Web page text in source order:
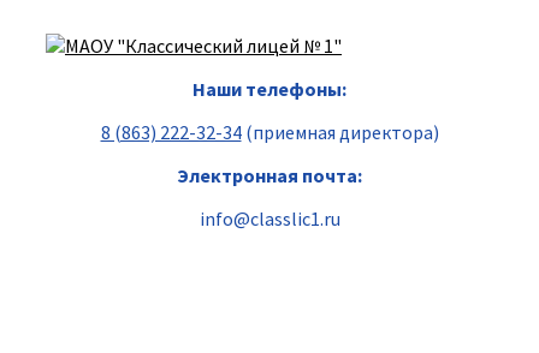
Наши телефоны:
8 (863) 222-32-34(приемная директора)
Электронная почта:
info@classlic1.ru